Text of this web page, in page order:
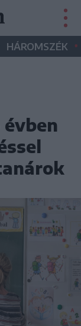
HÁROMSZÉK •